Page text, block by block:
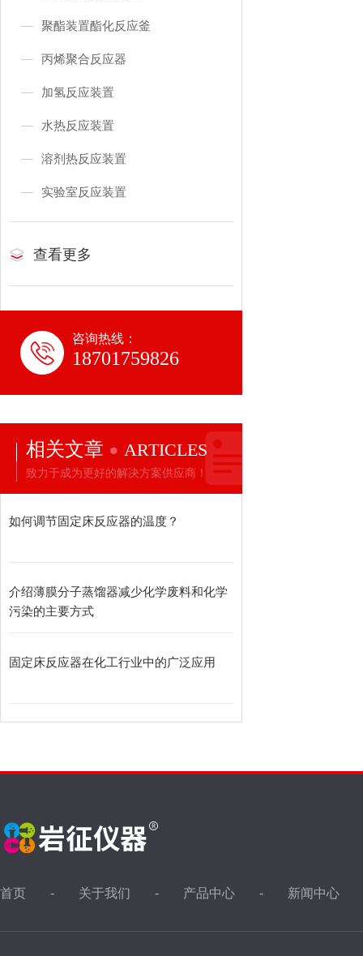
聚酯装置酯化反应釜
丙烯聚合反应器
加氢反应装置
水热反应装置
溶剂热反应装置
实验室反应装置
查看更多
咨询热线：
18701759826
相关文章 ARTICLES
致力于成为更好的解决方案供应商！
如何调节固定床反应器的温度？
介绍薄膜分子蒸馏器减少化学废料和化学
污染的主要方式
固定床反应器在化工行业中的广泛应用
首页 关于我们 产品中心 新闻中心